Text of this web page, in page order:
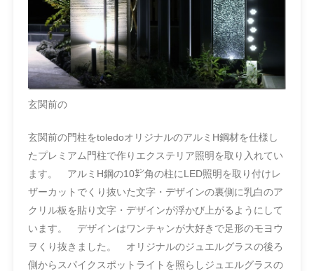
玄関前の
玄関前の門柱をtoledoオリジナルのアルミH鋼材を仕様し
たプレミアム門柱で作りエクステリア照明を取り入れてい
ます。 アルミH鋼の10㌢角の柱にLED照明を取り付けレ
ザーカットでくり抜いた文字・デザインの裏側に乳白のア
クリル板を貼り文字・デザインが浮かび上がるようにして
います。 デザインはワンチャンが大好きで足形のモヨウ
ヲくり抜きました。 オリジナルのジュエルグラスの後ろ
側からスパイクスポットライトを照らしジュエルグラスの